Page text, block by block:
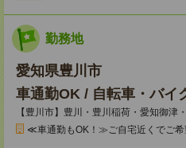
勤務地
愛知県豊川市
車通勤OK / 自転車・バイ
【豊川市】豊川・豊川稲荷・愛知御津
≪車通勤もOK！≫ご自宅近くでご希